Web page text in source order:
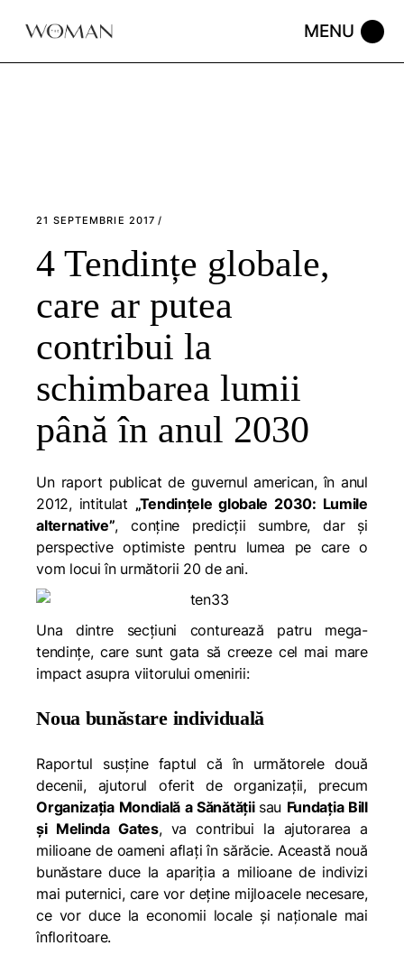
21 SEPTEMBRIE 2017
4 Tendințe globale,
care ar putea
contribui la
schimbarea lumii
până în anul 2030
Un raport publicat de guvernul american, în anul
2012, intitulat „Tendințele globale 2030: Lumile
alternative”,conține predicții sumbre, dar și
perspective optimiste pentru lumea pe care o
vom locui în următorii 20 de ani.
Una dintre secțiuni conturează patru mega-
tendințe, care sunt gata să creeze cel mai mare
impact asupra viitorului omenirii:
Noua bunăstare individuală
Raportul susține faptul că în următorele două
decenii, ajutorul oferit de organizații, precum
Organizația Mondială a Sănătății sau Fundația Bill
și Melinda Gates,va contribui la ajutorarea a
milioane de oameni aflați în sărăcie. Această nouă
bunăstare duce la apariția a milioane de indivizi
mai puternici, care vor deține mijloacele necesare,
ce vor duce la economii locale și naționale mai
înfloritoare.